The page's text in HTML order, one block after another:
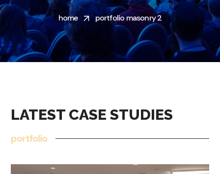
home portfolio masonry 2
portfolio
LATEST CASE STUDIES